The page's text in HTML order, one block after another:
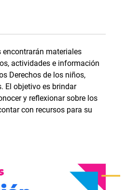
encontrarán materiales
actividades e información
Derechos de los niños,
El objetivo es brindar
y reflexionar sobre los
con recursos para su